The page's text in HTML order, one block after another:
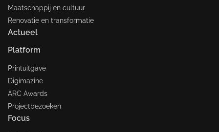
Maatschappij en cultuur
Renovatie en transformatie
Actueel
Platform
Printuitgave
Digimazine
ARC Awards
Projectbezoeken
Focus